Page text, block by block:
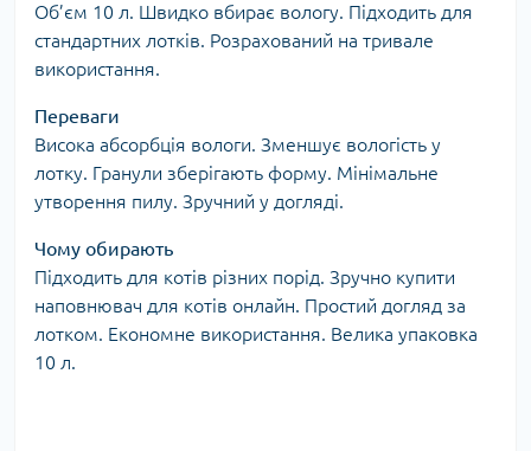
Об’єм 10 л. Швидко вбирає вологу. Підходить для
стандартних лотків. Розрахований на тривале
використання.
Переваги
Висока абсорбція вологи. Зменшує вологість у
лотку. Гранули зберігають форму. Мінімальне
утворення пилу. Зручний у догляді.
Чому обирають
Підходить для котів різних порід. Зручно купити
наповнювач для котів онлайн. Простий догляд за
лотком. Економне використання. Велика упаковка
10 л.